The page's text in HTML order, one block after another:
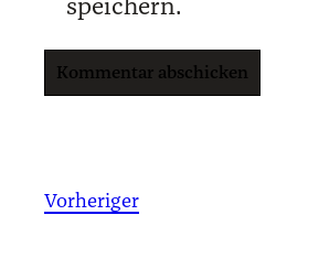
speichern.
Vorheriger